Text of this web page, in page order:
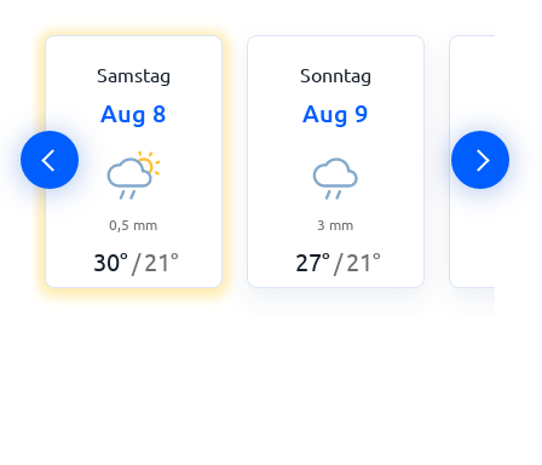
Samstag
Aug 8
0,5 mm
30° /21°
Sonntag
Aug 9
3 mm
27° /21°